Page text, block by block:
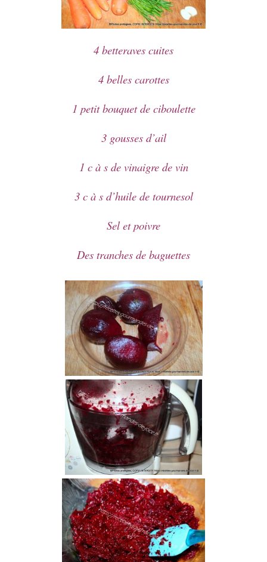
4 betteraves cuites
4 belles carottes
1 petit bouquet de ciboulette
3 gousses d’ail
1 c à s de vinaigre de vin
3 c à s d’huile de tournesol
Sel et poivre
Des tranches de baguettes